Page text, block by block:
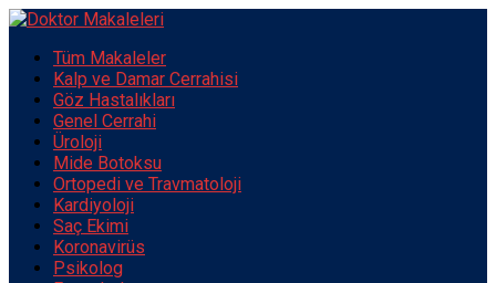
Tüm Makaleler
Kalp ve Damar Cerrahisi
Göz Hastalıkları
Genel Cerrahi
Üroloji
Mide Botoksu
Ortopedi ve Travmatoloji
Kardiyoloji
Saç Ekimi
Koronavirüs
Psikolog